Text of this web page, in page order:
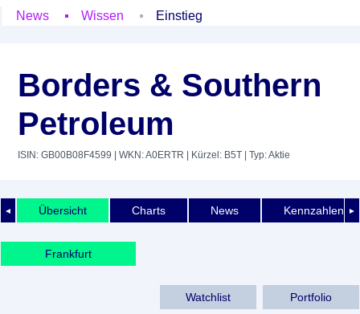
News
Wissen Einstieg
Borders & Southern
Petroleum
ISIN: GB00B08F4599 | WKN: A0ERTR | Kürzel: B5T | Typ: Aktie
◄ ►
Übersicht Charts News Kennzahlen
Frankfurt
Watchlist Portfolio